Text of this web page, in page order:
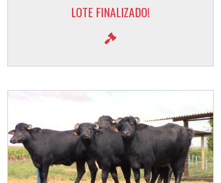
LOTE FINALIZADO!